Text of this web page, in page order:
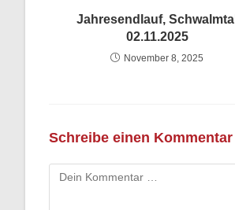
Jahresendlauf, Schwalmtal
02.11.2025
November 8, 2025
Schreibe einen Kommentar
Kommentar